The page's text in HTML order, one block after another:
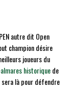
autre dit Open
champion désire
joueurs du
historiquede
sera là pour défendre